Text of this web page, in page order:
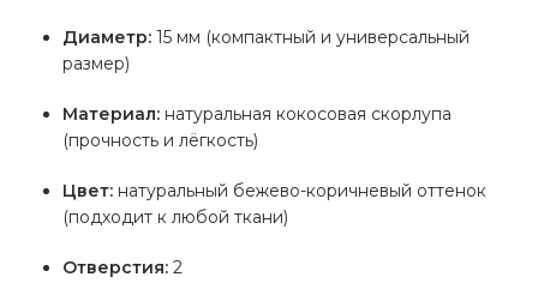
Диаметр: 15 мм (компактный и универсальный
размер)
Материал: натуральная кокосовая скорлупа
(прочность и лёгкость)
Цвет: натуральный бежево-коричневый оттенок
(подходит к любой ткани)
Отверстия: 2